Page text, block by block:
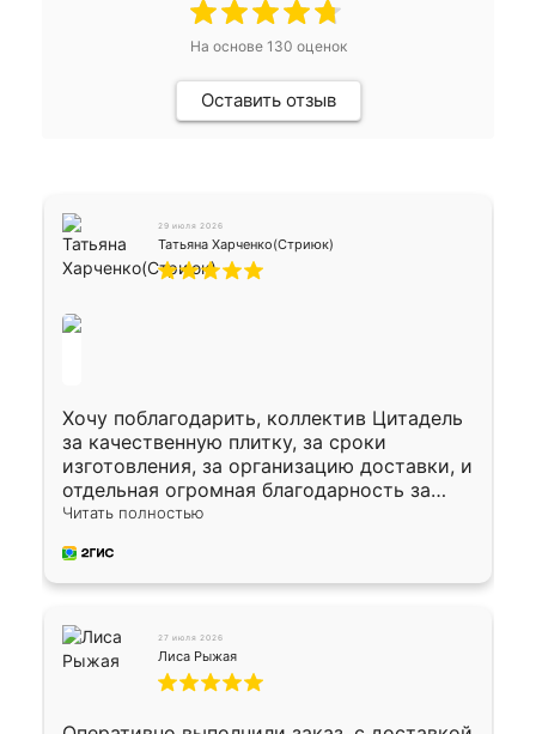
На основе 130 оценок
Оставить отзыв
29 июля 2026
Татьяна Харченко(Стриюк)
Хочу поблагодарить, коллектив Цитадель
за качественную плитку, за сроки
изготовления, за организацию доставки, и
отдельная огромная благодарность за
укладку плитки Оганесу, за два дня 70 кв,
Читать полностью
27 июля 2026
Лиса Рыжая